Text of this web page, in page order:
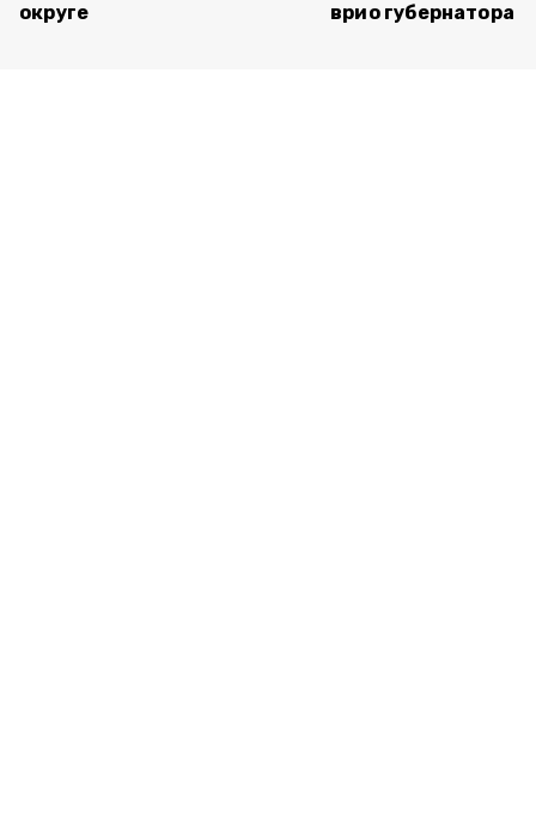
округе
врио губернатора